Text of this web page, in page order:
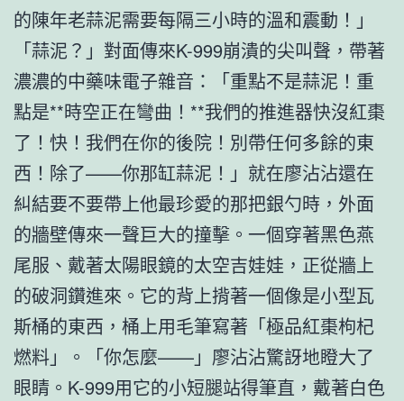
的陳年老蒜泥需要每隔三小時的溫和震動！」
「蒜泥？」對面傳來K-999崩潰的尖叫聲，帶著
濃濃的中藥味電子雜音：「重點不是蒜泥！重
點是**時空正在彎曲！**我們的推進器快沒紅棗
了！快！我們在你的後院！別帶任何多餘的東
西！除了——你那缸蒜泥！」就在廖沾沾還在
糾結要不要帶上他最珍愛的那把銀勺時，外面
的牆壁傳來一聲巨大的撞擊。一個穿著黑色燕
尾服、戴著太陽眼鏡的太空吉娃娃，正從牆上
的破洞鑽進來。它的背上揹著一個像是小型瓦
斯桶的東西，桶上用毛筆寫著「極品紅棗枸杞
燃料」。「你怎麼——」廖沾沾驚訝地瞪大了
眼睛。K-999用它的小短腿站得筆直，戴著白色